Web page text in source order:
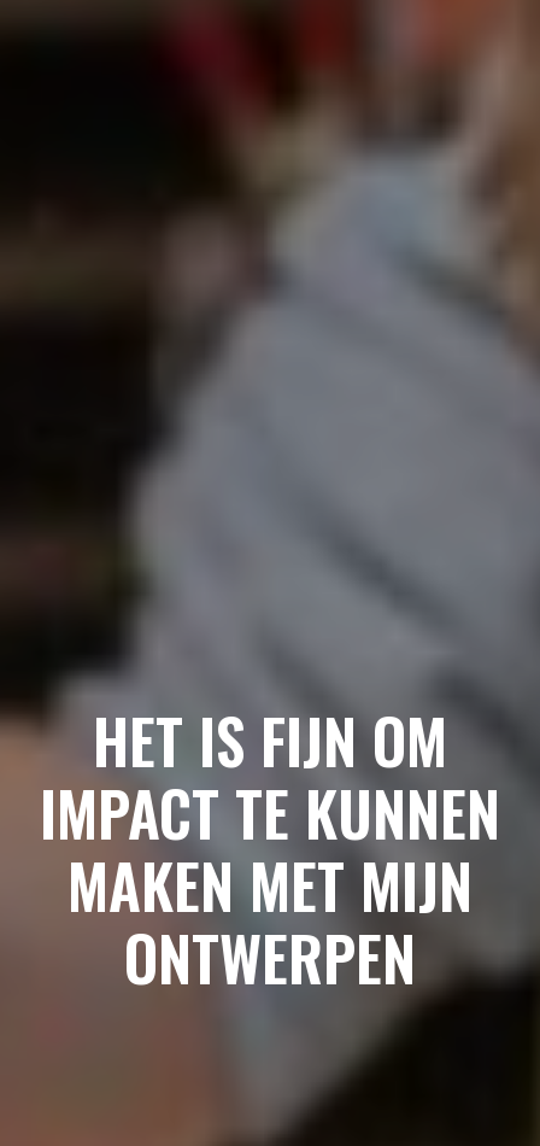
HET IS FIJN OM
IMPACT TE KUNNEN
MAKEN MET MIJN
ONTWERPEN